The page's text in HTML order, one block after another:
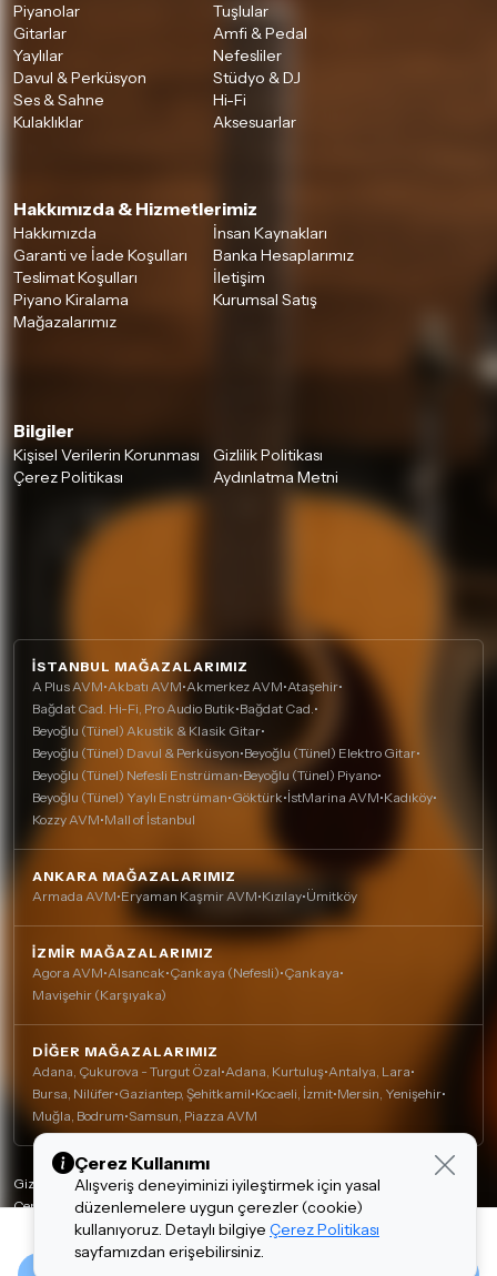
4,809.00 TL
Piyanolar
Tuşlular
Gitarlar
Amfi & Pedal
Yaylılar
Nefesliler
Davul & Perküsyon
Stüdyo & DJ
Ses & Sahne
Hi-Fi
Kulaklıklar
Aksesuarlar
Hakkımızda & Hizmetlerimiz
Hakkımızda
İnsan Kaynakları
Garanti ve İade Koşulları
Banka Hesaplarımız
Teslimat Koşulları
İletişim
Piyano Kiralama
Kurumsal Satış
Mağazalarımız
Bilgiler
Kişisel Verilerin Korunması
Gizlilik Politikası
Çerez Politikası
Aydınlatma Metni
İSTANBUL MAĞAZALARIMIZ
A Plus AVM•Akbatı AVM•Akmerkez AVM•Ataşehir•
Bağdat Cad. Hi-Fi, Pro Audio Butik•Bağdat Cad.•
Beyoğlu (Tünel) Akustik & Klasik Gitar•
Beyoğlu (Tünel) Davul & Perküsyon•Beyoğlu (Tünel) Elektro Gitar•
Beyoğlu (Tünel) Nefesli Enstrüman•Beyoğlu (Tünel) Piyano•
Beyoğlu (Tünel) Yaylı Enstrüman•Göktürk•İstMarina AVM•Kadıköy•
Kozzy AVM•Mall of İstanbul
ANKARA MAĞAZALARIMIZ
Armada AVM•Eryaman Kaşmir AVM•Kızılay•Ümitköy
İZMIR MAĞAZALARIMIZ
Agora AVM•Alsancak•Çankaya (Nefesli)•Çankaya•
Mavişehir (Karşıyaka)
DIĞER MAĞAZALARIMIZ
Adana, Çukurova - Turgut Özal•Adana, Kurtuluş•Antalya, Lara•
Bursa, Nilüfer•Gaziantep, Şehitkamil•Kocaeli, İzmit•Mersin, Yenişehir•
Muğla, Bodrum•Samsun, Piazza AVM
Gizlilik Politikası
Çerez Politikası
Kişisel Verilerin Korunması
Tasarım ve Teknoloji:invenera
Çerez Kullanımı
Alışveriş deneyiminizi iyileştirmek için yasal
düzenlemelere uygun çerezler (cookie)
kullanıyoruz. Detaylı bilgiye Çerez Politikası
sayfamızdan erişebilirsiniz.